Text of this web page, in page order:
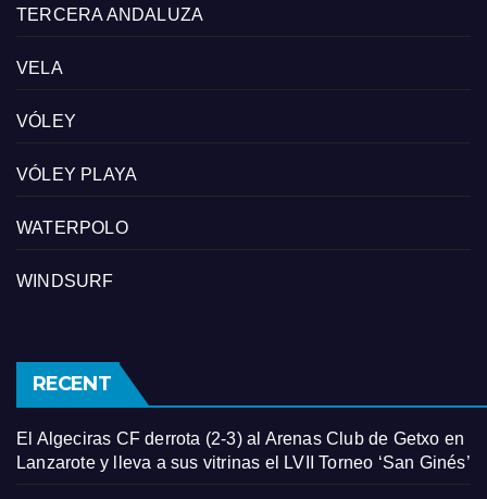
TERCERA ANDALUZA
VELA
VÓLEY
VÓLEY PLAYA
WATERPOLO
WINDSURF
RECENT
El Algeciras CF derrota (2-3) al Arenas Club de Getxo en
Lanzarote y lleva a sus vitrinas el LVII Torneo ‘San Ginés’